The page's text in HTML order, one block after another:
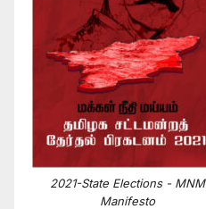
2021-State Elections - MNM
Manifesto